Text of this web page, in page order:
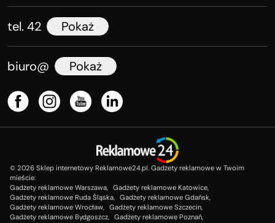
tel. 42 Pokaż
biuro@ Pokaż
© 2026 Sklep internetowy Reklamowe24.pl. Gadżety reklamowe w Twoim
mieście:
Gadżety reklamowe Warszawa, Gadżety reklamowe Katowice,
Gadżety reklamowe Ruda Śląska, Gadżety reklamowe Gdańsk,
Gadżety reklamowe Wrocław, Gadżety reklamowe Szczecin,
Gadżety reklamowe Bydgoszcz, Gadżety reklamowe Poznań,